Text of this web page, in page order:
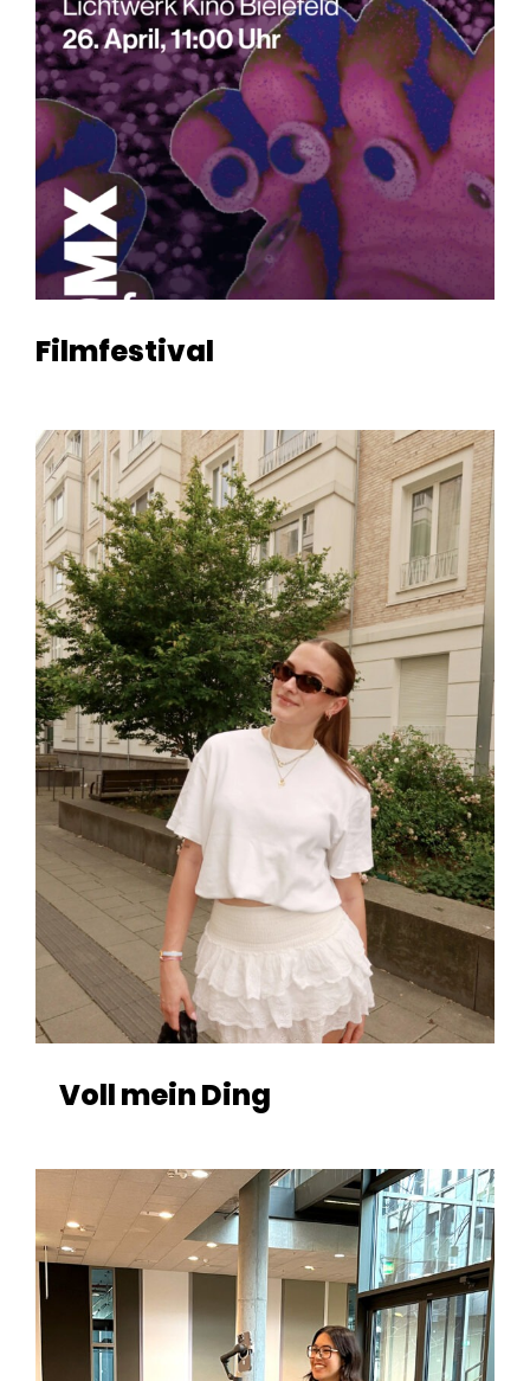
Filmfestival
Voll mein Ding